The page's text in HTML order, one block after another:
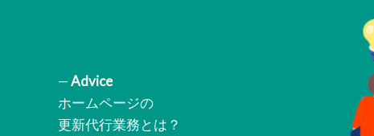
—Advice
ホームページの
更新代行業務とは？